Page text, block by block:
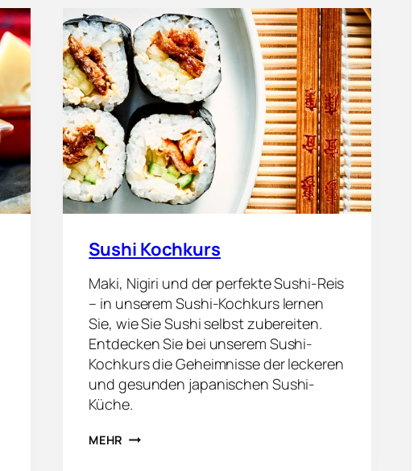
A
L
I
S
C
H
E
R
K
O
C
H
U
R
S
Sushi Kochkurs
Maki, Nigiri und der perfekte Sushi-Reis
– in unserem Sushi-Kochkurs lernen
Sie, wie Sie Sushi selbst zubereiten.
Entdecken Sie bei unserem Sushi-
Kochkurs die Geheimnisse der leckeren
und gesunden japanischen Sushi-
Küche.
MEHR S